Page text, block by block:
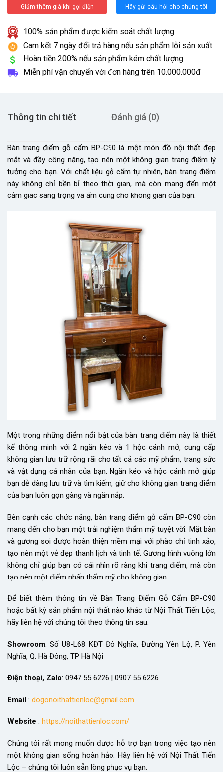
Giảm thêm giá khi gọi điện Hãy gửi câu hỏi cho chúng tôi
100% sản phẩm được kiểm soát chất lượng
Cam kết 7 ngày đổi trả hàng nếu sản phẩm lỗi sản xuất
Hoàn tiền 200% nếu sản phẩm kém chất lượng
Miễn phí vận chuyển với đơn hàng trên 10.000.000đ
Thông tin chi tiết Đánh giá (0)
Bàn trang điểm gỗ cẩm BP-C90 là một món đồ nội thất đẹp
mắt và đầy công năng, tạo nên một không gian trang điểm lý
tưởng cho bạn. Với chất liệu gỗ cẩm tự nhiên, bàn trang điểm
này không chỉ bền bỉ theo thời gian, mà còn mang đến một
cảm giác sang trọng và ấm cúng cho không gian của bạn.
Một trong những điểm nổi bật của bàn trang điểm này là thiết
kế thông minh với 2 ngăn kéo và 1 hộc cánh mở, cung cấp
không gian lưu trữ rộng rãi cho tất cả các mỹ phẩm, trang sức
và vật dụng cá nhân của bạn. Ngăn kéo và hộc cánh mở giúp
bạn dễ dàng lưu trữ và tìm kiếm, giữ cho không gian trang điểm
của bạn luôn gọn gàng và ngăn nắp.
Bên cạnh các chức năng, bàn trang điểm gỗ cẩm BP-C90 còn
mang đến cho bạn một trải nghiệm thẩm mỹ tuyệt vời. Mặt bàn
và gương soi được hoàn thiện mềm mại với phào chỉ tinh xảo,
tạo nên một vẻ đẹp thanh lịch và tinh tế. Gương hình vuông lớn
không chỉ giúp bạn có cái nhìn rõ ràng khi trang điểm, mà còn
tạo nên một điểm nhấn thẩm mỹ cho không gian.
Để biết thêm thông tin về Bàn Trang Điểm Gỗ Cẩm BP-C90
hoặc bất kỳ sản phẩm nội thất nào khác từ Nội Thất Tiến Lộc,
hãy liên hệ với chúng tôi theo thông tin sau:
Showroom: Số U8-L68 KĐT Đô Nghĩa, Đường Yên Lộ, P. Yên
Nghĩa, Q. Hà Đông, TP Hà Nội
Điện thoại, Zalo: 0947 55 6226 | 0907 55 6226
Email : dogonoithattienloc@gmail.com
Website : https://noithattienloc.com/
Chúng tôi rất mong muốn được hỗ trợ bạn trong việc tạo nên
một không gian sống hoàn hảo. Hãy liên hệ với Nội Thất Tiến
Lộc – chúng tôi luôn sẵn lòng phục vụ bạn.